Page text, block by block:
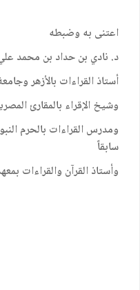
اعتنى به وضبطه
د. نادي بن حداد بن محمد
أستاذ القراءات بالأزهر
وشيخ الإقراء بالمقارئ
ومدرس القراءات بالحرم
سابقاً
وأستاذ القرآن والقراءات